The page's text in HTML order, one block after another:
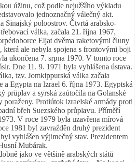
úžinu, což podle nejužšího výkladu
jednoznačný válečný akt.
Sinajský poloostrov. Čtvrtá arabsko-
válka, začala 21. října 1967,
Eljat dvěma raketovými čluny
která ale nebyla spojena s frontovými boji
ukončena 7. srpna 1970. V tomto roce
Dne 11. 9. 1971 byla vyhlášena ústava.
tzv. Jomkippurská válka začala
a Egypta na Izrael 6. října 1973. Egyptská
průplav a syrská zaútočila na Golanské
Protiútok izraelské armády proti
břeh Suezského průplavu. Příměří
V roce 1979 byla uzavřena mírová
1981 byl zavražděn druhý prezident
vyhlášen výjimečný stav. Prezidentem
Mubárak.
jako ve většině arabských států